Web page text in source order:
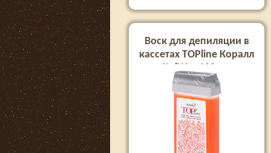
Воск для депиляции в
кассетах TOPline Коралл
ItalWax 100 мл